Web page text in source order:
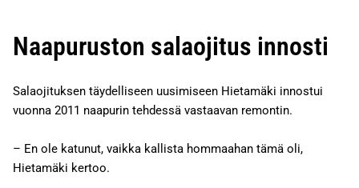
Naapuruston salaojitus innosti
Salaojituksen täydelliseen uusimiseen Hietamäki innostui
vuonna 2011 naapurin tehdessä vastaavan remontin.
– En ole katunut, vaikka kallista hommaahan tämä oli,
Hietamäki kertoo.